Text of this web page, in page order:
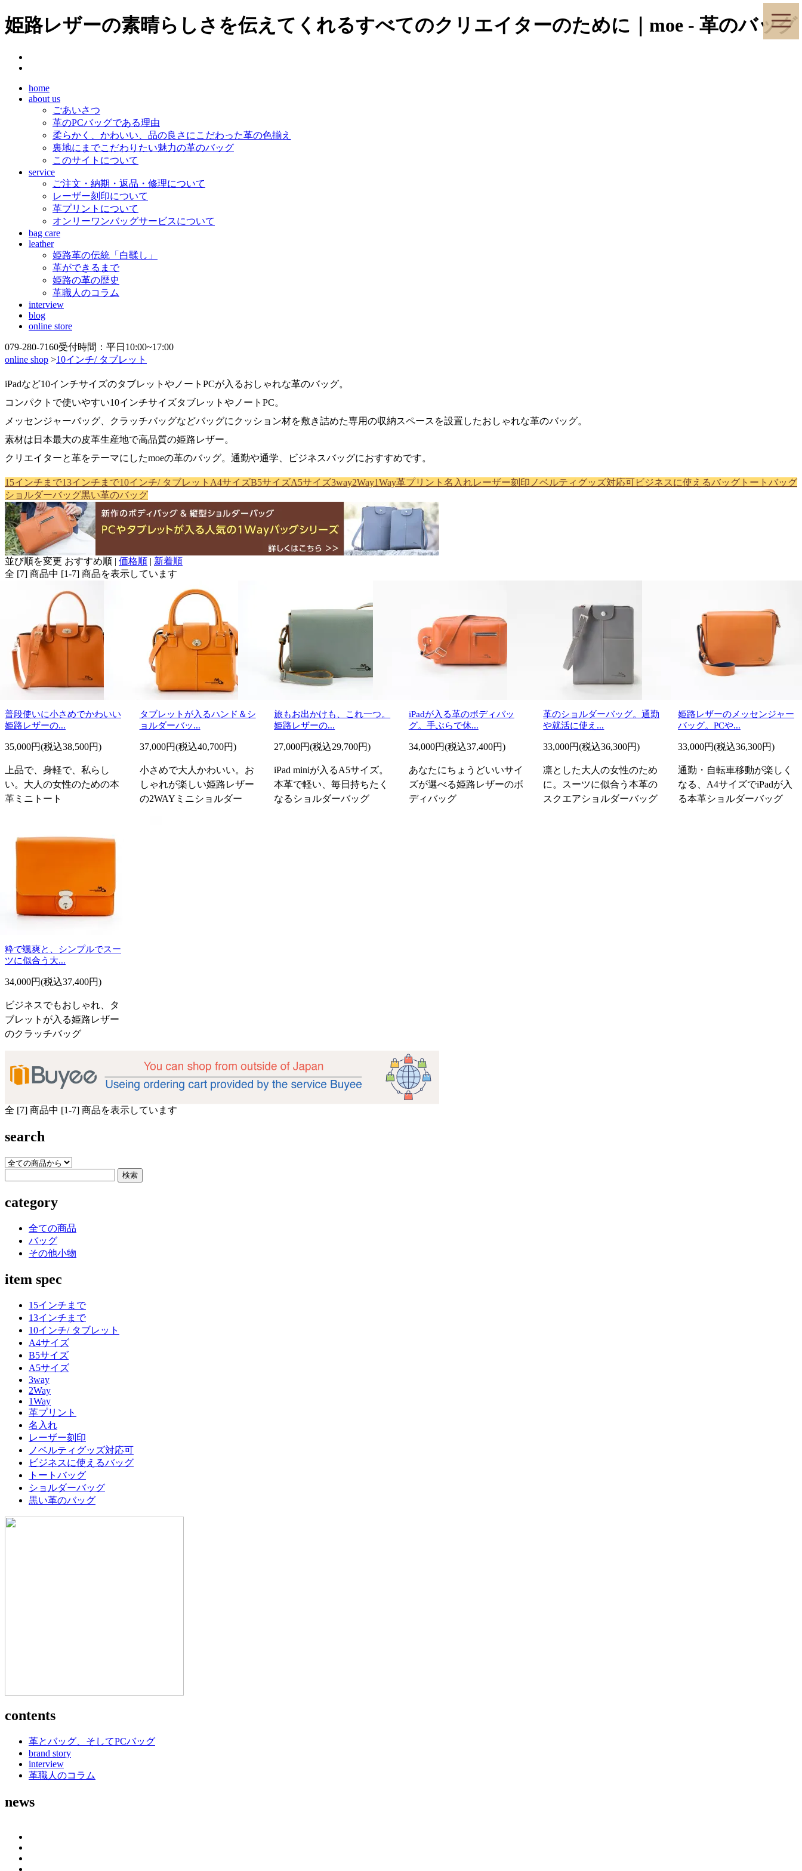
toggle
姫路レザーの素晴らしさを伝えてくれるすべてのクリエイターのために｜moe - 革のバッグ
home
about us
ごあいさつ
革のPCバッグである理由
柔らかく、かわいい、品の良さにこだわった革の色揃え
裏地にまでこだわりたい魅力の革のバッグ
このサイトについて
service
ご注文・納期・返品・修理について
レーザー刻印について
革プリントについて
オンリーワンバッグサービスについて
bag care
leather
姫路革の伝統「白鞣し」
革ができるまで
姫路の革の歴史
革職人のコラム
interview
blog
online store
079-280-7160受付時間：平日10:00~17:00
online shop >10インチ/ タブレット
iPadなど10インチサイズのタブレットやノートPCが入るおしゃれな革のバッグ。
コンパクトで使いやすい10インチサイズタブレットやノートPC。
メッセンジャーバッグ、クラッチバッグなどバッグにクッション材を敷き詰めた専用の収納スペースを設置したおしゃれな革のバッグ。
素材は日本最大の皮革生産地で高品質の姫路レザー。
クリエイターと革をテーマにしたmoeの革のバッグ。通勤や通学、ビジネスバッグにおすすめです。
15インチまで13インチまで10インチ/ タブレット A4サイズB5サイズA5サイズ3way2Way1Way革プリント 名入れレーザー刻印 ノベルティグッズ対応可ビジネスに使えるバッグ トートバッグ
ショルダーバッグ黒い革のバッグ
並び順を変更 おすすめ順 | 価格順 | 新着順
全 [7] 商品中 [1-7] 商品を表示しています
普段使いに小さめでかわいい
姫路レザーの...
35,000円(税込38,500円)
上品で、身軽で、私らし
い。大人の女性のための本
革ミニトート
タブレットが入るハンド＆シ
ョルダーバッ...
37,000円(税込40,700円)
小さめで大人かわいい。お
しゃれが楽しい姫路レザー
の2WAYミニショルダー
旅もお出かけも、これ一つ。
姫路レザーの...
27,000円(税込29,700円)
iPad miniが入るA5サイズ。
本革で軽い、毎日持ちたく
なるショルダーバッグ
iPadが入る革のボディバッ
グ。手ぶらで休...
34,000円(税込37,400円)
あなたにちょうどいいサイ
ズが選べる姫路レザーのボ
ディバッグ
革のショルダーバッグ。通勤
や就活に使え...
33,000円(税込36,300円)
凛とした大人の女性のため
に。スーツに似合う本革の
スクエアショルダーバッグ
姫路レザーのメッセンジャー
バッグ。PCや...
33,000円(税込36,300円)
通勤・自転車移動が楽しく
なる、A4サイズでiPadが入
る本革ショルダーバッグ
粋で颯爽と、シンプルでスー
ツに似合う大...
34,000円(税込37,400円)
ビジネスでもおしゃれ、タ
ブレットが入る姫路レザー
のクラッチバッグ
全 [7] 商品中 [1-7] 商品を表示しています
search
category
全ての商品
バッグ
その他小物
item spec
15インチまで
13インチまで
10インチ/ タブレット
A4サイズ
B5サイズ
A5サイズ
3way
2Way
1Way
革プリント
名入れ
レーザー刻印
ノベルティグッズ対応可
ビジネスに使えるバッグ
トートバッグ
ショルダーバッグ
黒い革のバッグ
contents
革とバッグ、そしてPCバッグ
brand story
interview
革職人のコラム
news